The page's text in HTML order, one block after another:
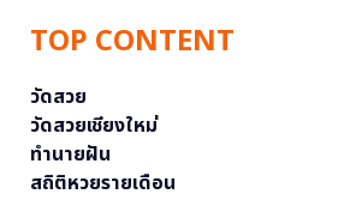
TOP CONTENT
วัดสวย
วัดสวยเชียงใหม่
ทำนายฝัน
สถิติหวยรายเดือน